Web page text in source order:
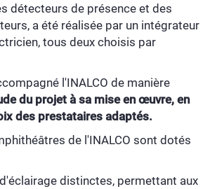
détecteurs de présence et des
a été réalisée par un intégrateur
tous deux choisis par
l'INALCO de manière
du projet à sa mise en œuvre, en
des prestataires adaptés.
de l'INALCO sont dotés
distinctes, permettant aux